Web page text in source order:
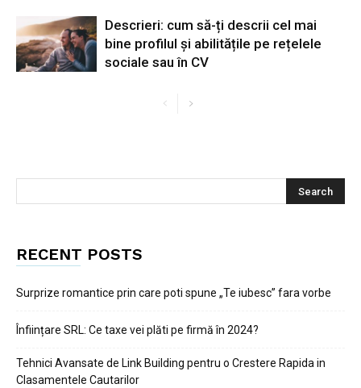
Descrieri: cum să-ți descrii cel mai
bine profilul și abilitățile pe rețelele
sociale sau în CV
RECENT POSTS
Surprize romantice prin care poti spune „Te iubesc” fara vorbe
Înființare SRL: Ce taxe vei plăti pe firmă în 2024?
Tehnici Avansate de Link Building pentru o Crestere Rapida in
Clasamentele Cautarilor